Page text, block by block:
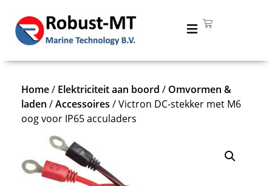
Home/ Elektriciteit aan boord / Omvormen &
laden /Accessoires / Victron DC-stekker met M6
oog voor IP65 acculaders